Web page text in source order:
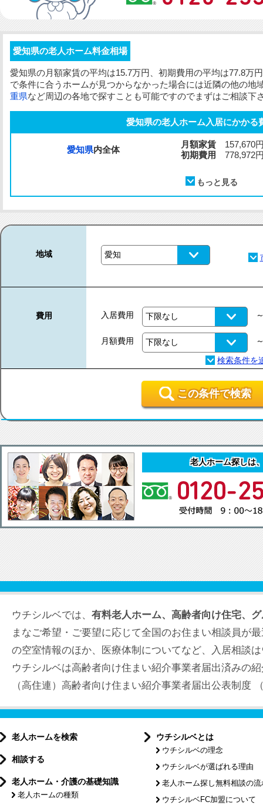
愛知県の老人ホーム料金相場
愛知県の月額家賃の平均は15.7万円、 初期費用の平均は77.8万
で条件に合うホームが見つからなかった場合には近隣の他の地
重県など周辺の各地で探すことも可能ですのでまずはご相談下
愛知県の老人ホーム入居にかかる
愛知県内全体
月額家賃 157,670
初期費用
778,972
地域
費用 入居費用
月額費用
この条件で検索
老人ホーム探しは
ウチシルベでは、 有料老人ホーム、高齢者向け住宅、
まなご希望・ご要望に応じて全国のお住まい相談員が
の空室情報のほか、医療体制についてなど、入居相談
ウチシルベは高齢者向け住まい紹介事業者届出済みの
（高住連）高齢者向け住まい紹介事業者届出公表制度
老人ホームを検索
相談する
老人ホーム・介護の基礎知識
老人ホームの種類
ウチシルベとは
ウチシルベの理念
ウチシルベが選ばれる理由
老人ホーム探し無料相談の流
ウチシルベFC加盟について